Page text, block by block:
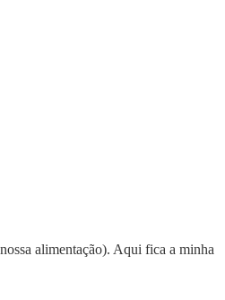
alimentação). Aqui fica a minha